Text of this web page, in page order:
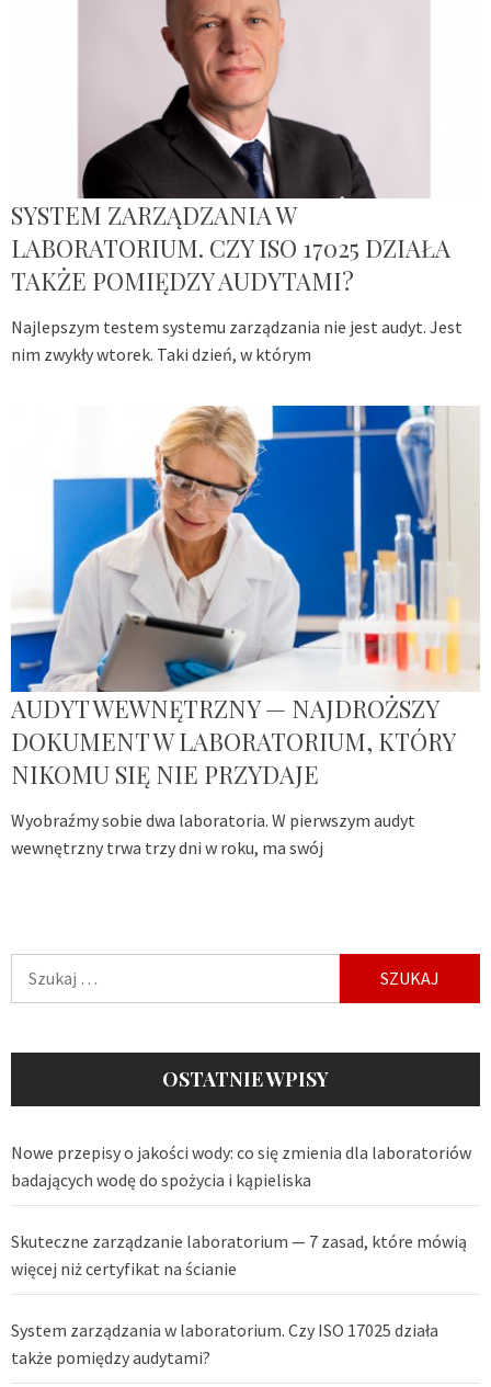
SYSTEM ZARZĄDZANIA W
LABORATORIUM. CZY ISO 17025 DZIAŁA
TAKŻE POMIĘDZY AUDYTAMI?
Najlepszym testem systemu zarządzania nie jest audyt. Jest
nim zwykły wtorek. Taki dzień, w którym
AUDYT WEWNĘTRZNY — NAJDROŻSZY
DOKUMENT W LABORATORIUM, KTÓRY
NIKOMU SIĘ NIE PRZYDAJE
Wyobraźmy sobie dwa laboratoria. W pierwszym audyt
wewnętrzny trwa trzy dni w roku, ma swój
OSTATNIE WPISY
Nowe przepisy o jakości wody: co się zmienia dla laboratoriów
badających wodę do spożycia i kąpieliska
Skuteczne zarządzanie laboratorium — 7 zasad, które mówią
więcej niż certyfikat na ścianie
System zarządzania w laboratorium. Czy ISO 17025 działa
także pomiędzy audytami?